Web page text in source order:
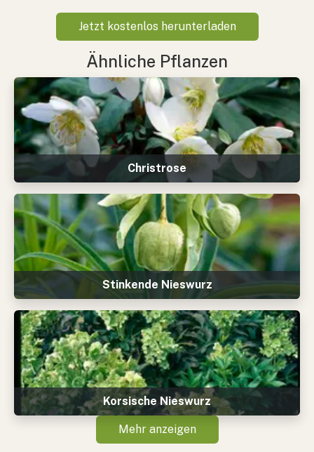
Jetzt kostenlos herunterladen
Ähnliche Pflanzen
Christrose
Stinkende Nieswurz
Korsische Nieswurz
Mehr anzeigen